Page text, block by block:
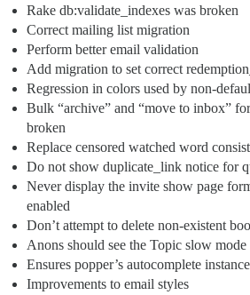
Rake db:validate_indexes was broken
Correct mailing list migration
Perform better email validation
Add migration to set correct
Regression in colors used by non-
Bulk “archive” and “move to inbox”
broken
Replace censored watched word
Do not show duplicate_link notice for
Never display the invite show page
enabled
Don’t attempt to delete non-existent
Anons should see the Topic slow mode
Ensures popper’s autocomplete
Improvements to email styles